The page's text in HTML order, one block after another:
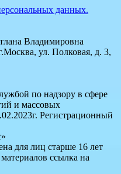
данных.
Владимировна
ул. Полковая, д. 3,
по надзору в сфере
и массовых
Регистрационный
для лиц старше 16 лет
ссылка на